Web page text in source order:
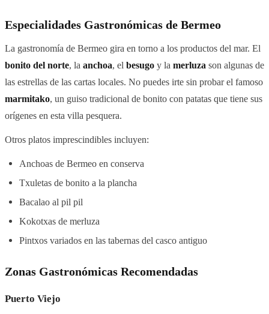
Especialidades Gastronómicas de Bermeo
La gastronomía de Bermeo gira en torno a los productos del mar. El
bonito del norte, la anchoa, el besugo y la merluza son algunas de
las estrellas de las cartas locales. No puedes irte sin probar el famoso
marmitako, un guiso tradicional de bonito con patatas que tiene sus
orígenes en esta villa pesquera.
Otros platos imprescindibles incluyen:
Anchoas de Bermeo en conserva
Txuletas de bonito a la plancha
Bacalao al pil pil
Kokotxas de merluza
Pintxos variados en las tabernas del casco antiguo
Zonas Gastronómicas Recomendadas
Puerto Viejo